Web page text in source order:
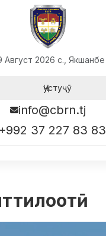
Август 2026 с., Якшанбе
info@cbrn.tj
+992 37 227 83 83